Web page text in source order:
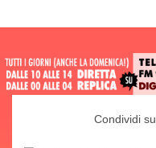
Condividi su